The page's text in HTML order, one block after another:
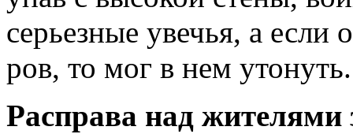
серьезные увечья, а
ров, то мог в нем утонуть.
Расправа над жителями